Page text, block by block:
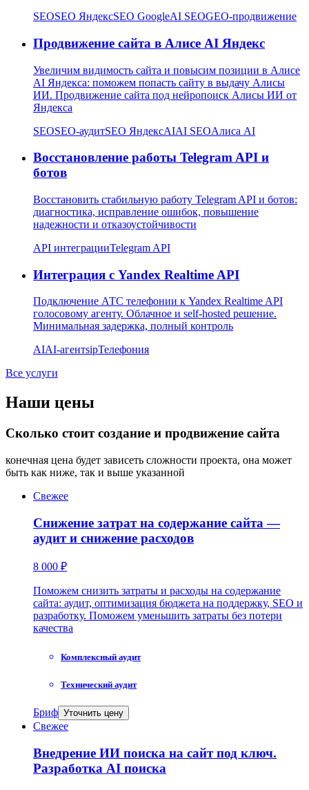
SEOSEO ЯндексSEO GoogleAI SEOGEO-продвижение
Продвижение сайта в Алисе AI Яндекс
Увеличим видимость сайта и повысим позиции в Алисе
AI Яндекса: поможем попасть сайту в выдачу Алисы
ИИ. Продвижение сайта под нейропоиск Алисы ИИ от
Яндекса
SEOSEO-аудитSEO ЯндексAIAI SEOАлиса AI
Восстановление работы Telegram API и
ботов
Восстановить стабильную работу Telegram API и ботов:
диагностика, исправление ошибок, повышение
надежности и отказоустойчивости
API интеграцииTelegram API
Интеграция с Yandex Realtime API
Подключение АТС телефонии к Yandex Realtime API
голосовому агенту. Облачное и self-hosted решение.
Минимальная задержка, полный контроль
AIAI-агентsipТелефония
Все услуги
Наши цены
Сколько стоит создание и продвижение сайта
конечная цена будет зависеть сложности проекта, она может
быть как ниже, так и выше указанной
Свежее
Снижение затрат на содержание сайта —
аудит и снижение расходов
8 000 ₽
Поможем снизить затраты и расходы на содержание
сайта: аудит, оптимизация бюджета на поддержку, SEO и
разработку. Поможем уменьшить затраты без потери
качества
Комплексный аудит
Технический аудит
Бриф Уточнить цену
Свежее
Внедрение ИИ поиска на сайт под ключ.
Разработка AI поиска